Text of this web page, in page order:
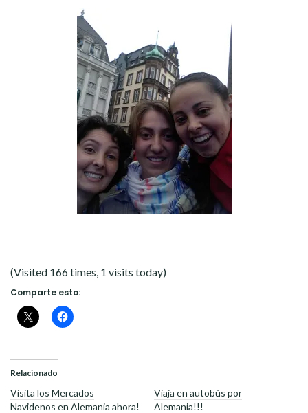
(Visited 166 times, 1 visits today)
Comparte esto:
Relacionado
Visita los Mercados
Navidenos en Alemania ahora!
Viaja en autobús por
Alemania!!!